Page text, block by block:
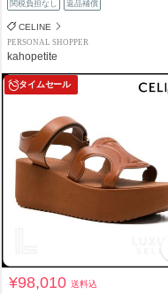
関税負担なし 返品補償
CELINE
PERSONAL SHOPPER
kahopetite
タイムセール
¥98,010送料込